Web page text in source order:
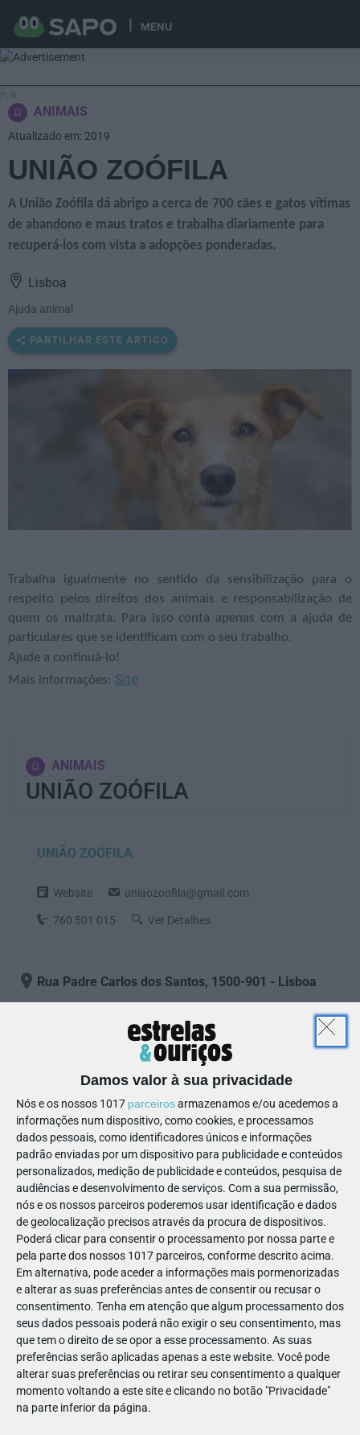
MENU
Damos valor à sua privacidade
Nós e os nossos 1017 parceirosarmazenamos e/ou acedemos a
informações num dispositivo, como cookies, e processamos
dados pessoais, como identificadores únicos e informações
padrão enviadas por um dispositivo para publicidade e conteúdos
personalizados, medição de publicidade e conteúdos, pesquisa de
audiências e desenvolvimento de serviços. Com a sua permissão,
nós e os nossos parceiros poderemos usar identificação e dados
de geolocalização precisos através da procura de dispositivos.
Poderá clicar para consentir o processamento por nossa parte e
pela parte dos nossos 1017 parceiros, conforme descrito acima.
Em alternativa, pode aceder a informações mais pormenorizadas
e alterar as suas preferências antes de consentir ou recusar o
consentimento. Tenha em atenção que algum processamento dos
seus dados pessoais poderá não exigir o seu consentimento, mas
que tem o direito de se opor a esse processamento. As suas
preferências serão aplicadas apenas a este website. Você pode
alterar suas preferências ou retirar seu consentimento a qualquer
momento voltando a este site e clicando no botão "Privacidade"
na parte inferior da página.
ANIMAIS
UNIÃO ZOÓFILA
A União Zoófila dá abrigo a cerca de 700 cães e gatos vítimas
de abandono e maus tratos e trabalha diariamente para
recuperá-los com vista a adopções ponderadas.
Lisboa
Ajuda animal
PARTILHAR ESTE ARTIGO
Trabalha igualmente no sentido da sensibilização para o
respeito pelos direitos dos animais e responsabilização de
quem os maltrata. Para isso conta apenas com a ajuda de
particulares que se identificam com o seu trabalho.
Ajude a continuá-lo!
Mais informações: Site
ANIMAIS
UNIÃO ZOÓFILA
UNIÃO ZOÓFILA
Website uniaozoofila@gmail.com
760 501 015 Ver Detalhes
Rua Padre Carlos dos Santos, 1500-901 - Lisboa
PARTILHAR ESTE ARTIGO
Atualizado em: 2019
Também lhe pode interessar
PARA BEBÉS